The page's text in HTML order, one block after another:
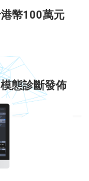
幣100萬元
態診斷發佈